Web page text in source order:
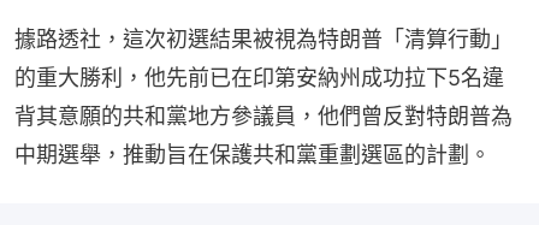
據路透社，這次初選結果被視為特朗普「清算行動」
的重大勝利，他先前已在印第安納州成功拉下5名違
背其意願的共和黨地方參議員，他們曾反對特朗普為
中期選舉，推動旨在保護共和黨重劃選區的計劃。